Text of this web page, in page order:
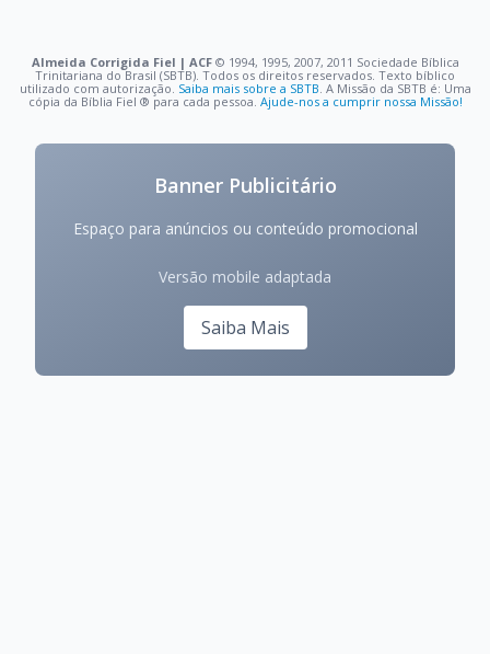
Almeida Corrigida Fiel | ACF©️ 1994, 1995, 2007, 2011 Sociedade Bíblica
Trinitariana do Brasil (SBTB). Todos os direitos reservados. Texto bíblico
utilizado com autorização. Saiba mais sobre a SBTB . A Missão da SBTB é: Uma
cópia da Bíblia Fiel ®️ para cada pessoa. Ajude-nos a cumprir nossa Missão!
Banner Publicitário
Espaço para anúncios ou conteúdo promocional
Versão mobile adaptada
Saiba Mais